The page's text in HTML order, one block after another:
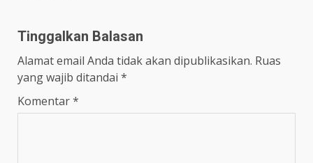
Tinggalkan Balasan
Alamat email Anda tidak akan dipublikasikan. Ruas
yang wajib ditandai *
Komentar*